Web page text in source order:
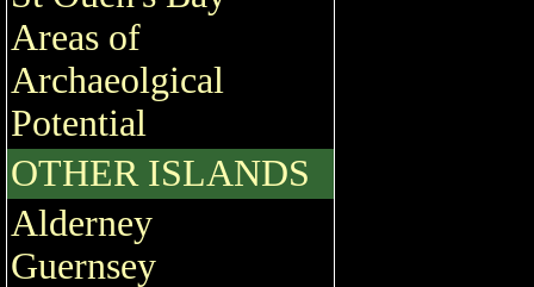
Areas of
Archaeolgical
Potential
OTHER ISLANDS
Alderney
Guernsey